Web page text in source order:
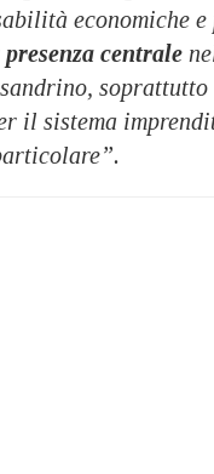
economiche
presenza centrale
soprattutto
il sistema